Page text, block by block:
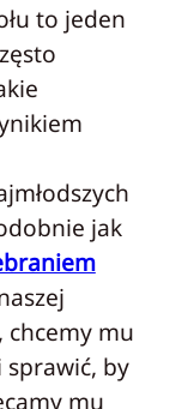
to jeden
jak
chcemy mu
sprawić, by
mu